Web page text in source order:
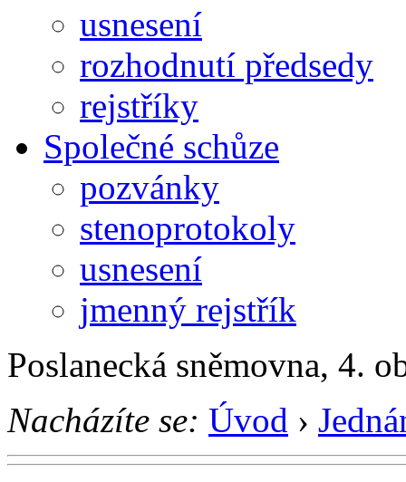
usnesení
rozhodnutí předsedy
rejstříky
Společné schůze
pozvánky
stenoprotokoly
usnesení
jmenný rejstřík
Poslanecká sněmovna, 4.
Nacházíte se: Úvod ›